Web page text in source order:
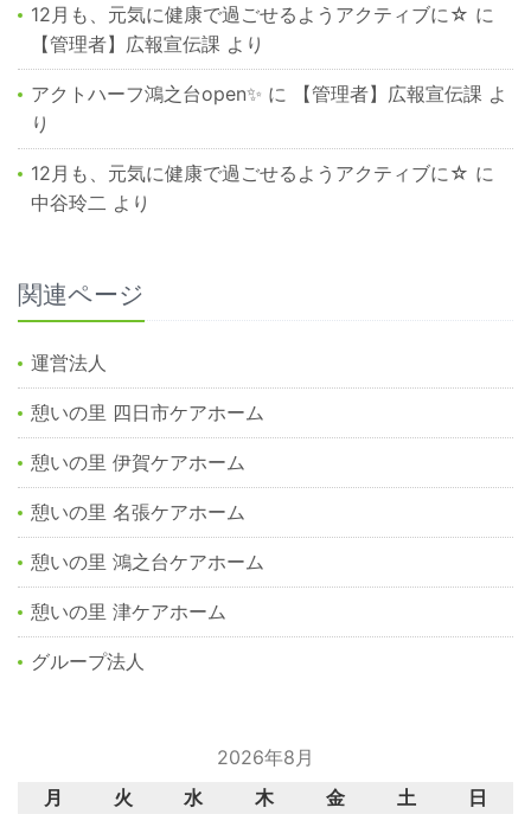
12月も、元気に健康で過ごせるようアクティブに☆ に
【管理者】広報宣伝課 より
アクトハーフ鴻之台open✨ に 【管理者】広報宣伝課 よ
り
12月も、元気に健康で過ごせるようアクティブに☆ に
中谷玲二 より
関連ページ
運営法人
憩いの里 四日市ケアホーム
憩いの里 伊賀ケアホーム
憩いの里 名張ケアホーム
憩いの里 鴻之台ケアホーム
憩いの里 津ケアホーム
グループ法人
2026年8月
月
火 水 木 金 土
日